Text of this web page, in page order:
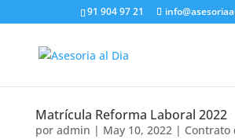
91 904 97 21
Matrícula Reforma Laboral 2022
por admin | May 10, 2022| Contrato